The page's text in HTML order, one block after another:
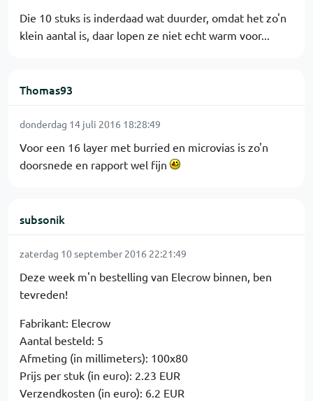
Die 10 stuks is inderdaad wat duurder, omdat het zo'n
klein aantal is, daar lopen ze niet echt warm voor...
Thomas93
donderdag 14 juli 2016 18:28:49
Voor een 16 layer met burried en microvias is zo'n
doorsnede en rapport wel fijn
subsonik
zaterdag 10 september 2016 22:21:49
Deze week m'n bestelling van Elecrow binnen, ben
tevreden!
Fabrikant: Elecrow
Aantal besteld: 5
Afmeting (in millimeters): 100x80
Prijs per stuk (in euro): 2.23 EUR
Verzendkosten (in euro): 6.2 EUR